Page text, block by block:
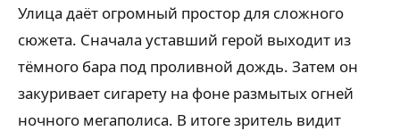
Улица даёт огромный простор для сложного
сюжета. Сначала уставший герой выходит из
тёмного бара под проливной дождь. Затем он
закуривает сигарету на фоне размытых огней
ночного мегаполиса. В итоге зритель видит